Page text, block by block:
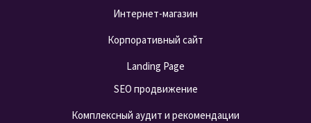
Интернет-магазин
Корпоративный сайт
Landing Page
SEO продвижение
Комплексный аудит и рекомендации